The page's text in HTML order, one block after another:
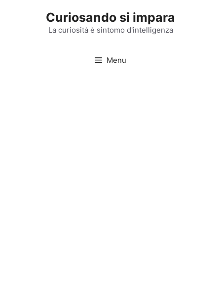
Curiosando si impara
La curiosità è sintomo d'intelligenza
Menu